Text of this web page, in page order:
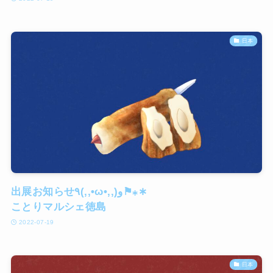
日本
出展お知らせ٩(,,•ω•,,)و⚑⁎∗
ことりマルシェ徳島
2022-07-19
日本